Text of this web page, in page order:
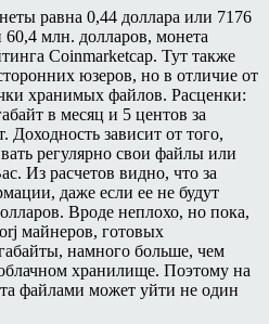
равна 0,44 доллара или 7176
60,4 млн. долларов, монета
Coinmarketcap. Тут также
юзеров, но в отличие от
хранимых файлов. Расценки:
в месяц и 5 центов за
зависит от того,
регулярно свои файлы или
Из расчетов видно, что за
даже если ее не будут
Вроде неплохо, но пока,
майнеров, готовых
намного больше, чем
хранилище. Поэтому на
файлами может уйти не один